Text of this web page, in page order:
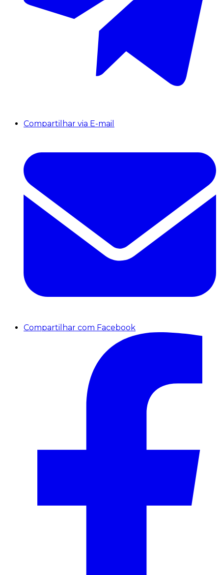
Compartilhar via E-mail
Compartilhar com Facebook